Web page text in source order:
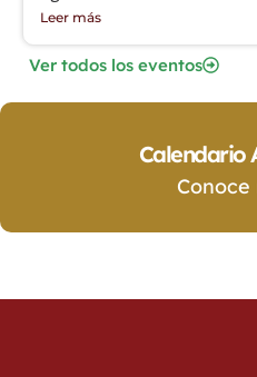
Leer más
Ver todos los eventos
Calendario
Conoce